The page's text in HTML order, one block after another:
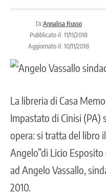
Di:Annalisa Russo
Pubblicato il: 11/11/2018
Aggiornato il: 10/11/2018
La libreria di Casa
Impastato di Cinisi (PA)
opera: si tratta del libro
Angelo”di Licio
ad Angelo Vassallo,
2010.